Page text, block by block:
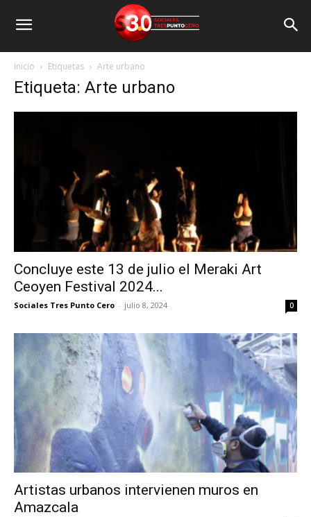
Inicio Etiquetas Arte urbano
Etiqueta: Arte urbano
Concluye este 13 de julio el Meraki Art
Ceoyen Festival 2024...
Sociales Tres Punto Cero - julio 8, 2024 0
Artistas urbanos intervienen muros en
Amazcala